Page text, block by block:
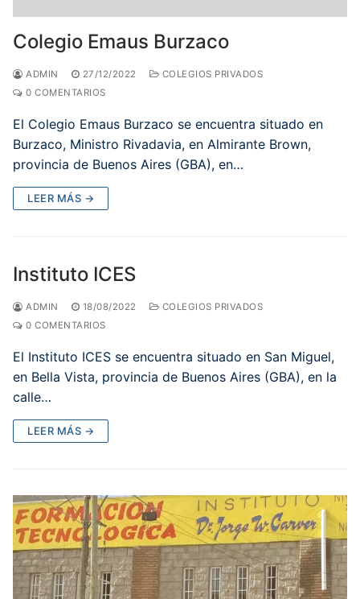
Colegio Emaus Burzaco
ADMIN 27/12/2022
COLEGIOS PRIVADOS
0 COMENTARIOS
El Colegio Emaus Burzaco se encuentra situado en
Burzaco, Ministro Rivadavia, en Almirante Brown,
provincia de Buenos Aires (GBA), en…
LEER MÁS →
Instituto ICES
ADMIN 18/08/2022
COLEGIOS PRIVADOS
0 COMENTARIOS
El Instituto ICES se encuentra situado en San Miguel,
en Bella Vista, provincia de Buenos Aires (GBA), en la
calle…
LEER MÁS →